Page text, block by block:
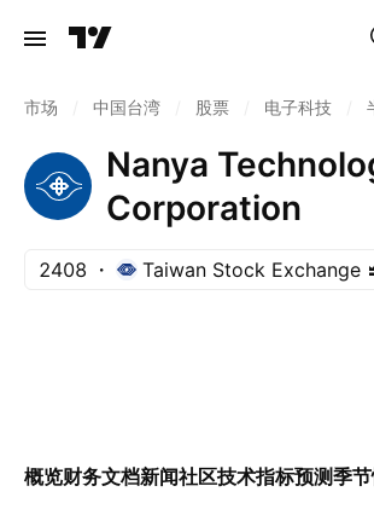
市场 中国台湾 股票 电子科技
Nanya
Corporation
2408 Taiwan Stock Exchange
概览财务文档新闻社区技术指标预测季